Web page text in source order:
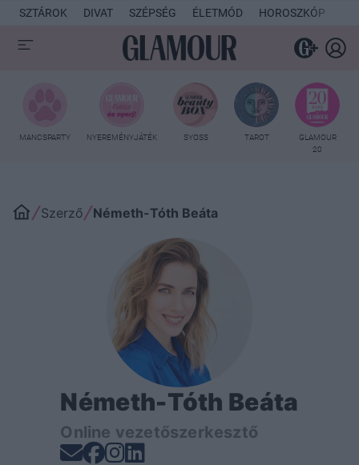
SZTÁROK DIVAT SZÉPSÉG ÉLETMÓD HOROSZKÓP
MANCSPARTY NYEREMÉNYJÁTÉK SYOSS TAROT
GLAMOUR
20
Szerző Németh-Tóth Beáta
Németh-Tóth Beáta
Online vezetőszerkesztő